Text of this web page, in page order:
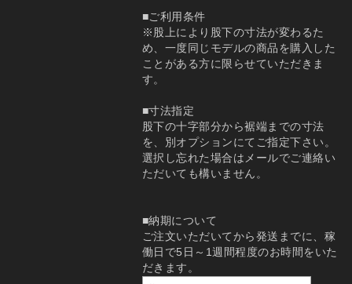
■ご利用条件
※股上により股下の寸法が変わるた
め、一度同じモデルの商品を購入した
ことがある方に限らせていただきま
す。
■寸法指定
股下の十字部分から裾端までの寸法
を、別オプションにてご指定下さい。
選択し忘れた場合はメールでご連絡い
ただいても構いません。
■納期について
ご注文いただいてから発送までに、稼
働日で5日～1週間程度のお時間をいた
だきます。